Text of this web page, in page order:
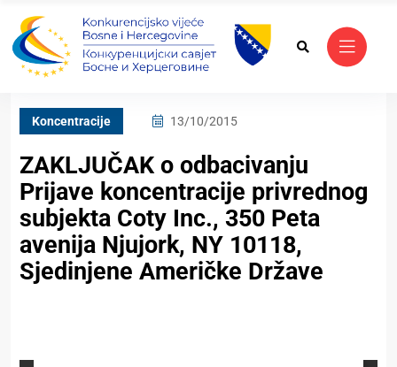
Koncentracije 13/10/2015
ZAKLJUČAK o odbacivanju
Prijave koncentracije privrednog
subjekta Coty Inc., 350 Peta
avenija Njujork, NY 10118,
Sjedinjene Američke Države